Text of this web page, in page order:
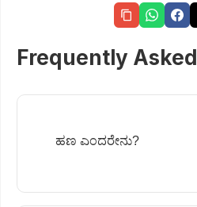
Frequently
ಹಣ ಎಂದರೇನು?